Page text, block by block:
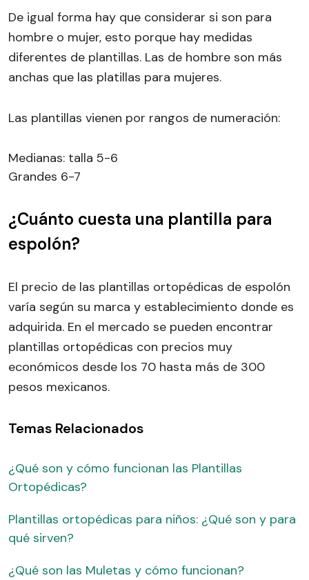
De igual forma hay que considerar si son para
hombre o mujer, esto porque hay medidas
diferentes de plantillas. Las de hombre son más
anchas que las platillas para mujeres.
Las plantillas vienen por rangos de numeración:
Medianas: talla 5-6
Grandes 6-7
¿Cuánto cuesta una plantilla para
espolón?
El precio de las plantillas ortopédicas de espolón
varía según su marca y establecimiento donde es
adquirida. En el mercado se pueden encontrar
plantillas ortopédicas con precios muy
económicos desde los 70 hasta más de 300
pesos mexicanos.
Temas Relacionados
¿Qué son y cómo funcionan las Plantillas
Ortopédicas?
Plantillas ortopédicas para niños: ¿Qué son y para
qué sirven?
¿Qué son las Muletas y cómo funcionan?